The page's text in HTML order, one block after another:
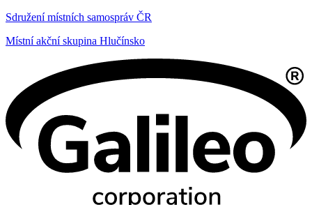
Sdružení místních samospráv ČR
Místní akční skupina Hlučínsko